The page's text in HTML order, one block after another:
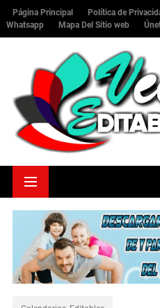
Página Principal Política de
Whatsapp
Mapa Del Sitio web